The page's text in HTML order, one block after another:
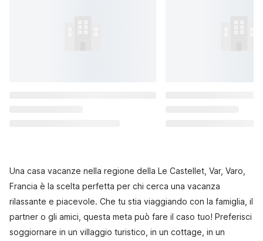
Una casa vacanze nella regione della Le Castellet, Var, Varo,
Francia è la scelta perfetta per chi cerca una vacanza
rilassante e piacevole. Che tu stia viaggiando con la famiglia, il
partner o gli amici, questa meta può fare il caso tuo! Preferisci
soggiornare in un villaggio turistico, in un cottage, in un